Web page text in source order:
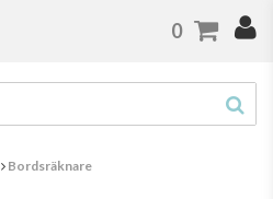
Bordsräknare
0